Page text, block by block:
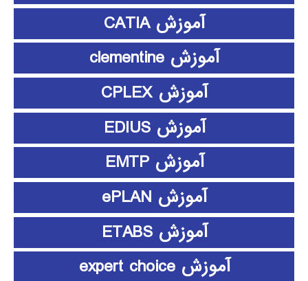
آموزش CATIA
آموزش clementine
آموزش CPLEX
آموزش EDIUS
آموزش EMTP
آموزش ePLAN
آموزش ETABS
آموزش expert choice